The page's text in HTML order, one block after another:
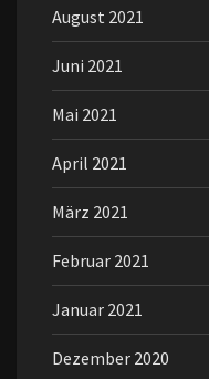
August 2021
Juni 2021
Mai 2021
April 2021
März 2021
Februar 2021
Januar 2021
Dezember 2020